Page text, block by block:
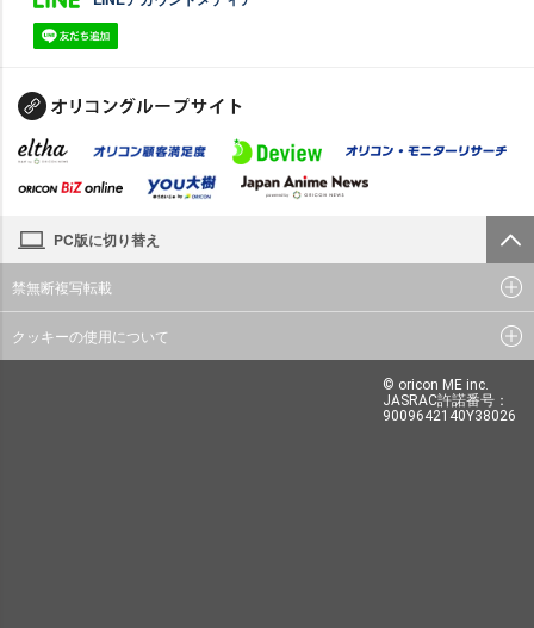
PC版に切り替え
禁無断複写転載
クッキーの使用について
© oricon ME inc.
JASRAC許諾番号：
9009642140Y38026